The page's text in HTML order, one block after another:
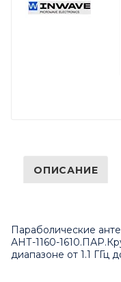
ОПИСАНИЕ
Параболические
АНТ-1160-
диапазоне от 1.1 ГГц